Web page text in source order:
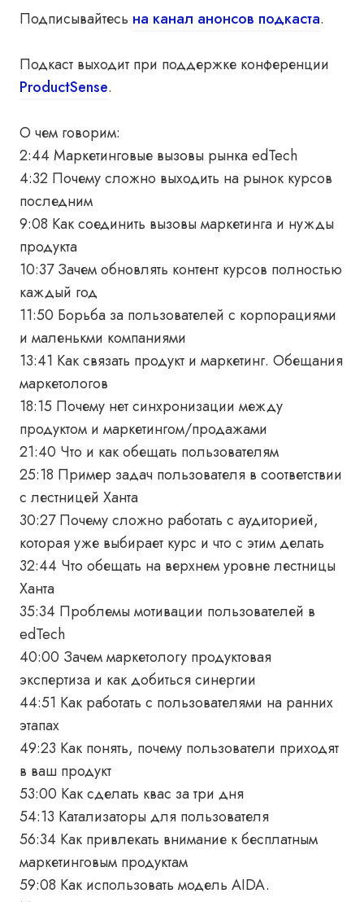
Подписывайтесь на канал анонсов подкаста.
Подкаст выходит при поддержке конференции
ProductSense.
О чем говорим:
2:44 Маркетинговые вызовы рынка edTech
4:32 Почему сложно выходить на рынок курсов
последним
9:08 Как соединить вызовы маркетинга и нужды
продукта
10:37 Зачем обновлять контент курсов полностью
каждый год
11:50 Борьба за пользователей с корпорациями
и маленькми компаниями
13:41 Как связать продукт и маркетинг. Обещания
маркетологов
18:15 Почему нет синхронизации между
продуктом и маркетингом/продажами
21:40 Что и как обещать пользователям
25:18 Пример задач пользователя в соответствии
с лестницей Ханта
30:27 Почему сложно работать с аудиторией,
которая уже выбирает курс и что с этим делать
32:44 Что обещать на верхнем уровне лестницы
Ханта
35:34 Проблемы мотивации пользователей в
edTech
40:00 Зачем маркетологу продуктовая
экспертиза и как добиться синергии
44:51 Как работать с пользователями на ранних
этапах
49:23 Как понять, почему пользователи приходят
в ваш продукт
53:00 Как сделать квас за три дня
54:13 Катализаторы для пользователя
56:34 Как привлекать внимание к бесплатным
маркетинговым продуктам
59:08 Как использовать модель AIDA.